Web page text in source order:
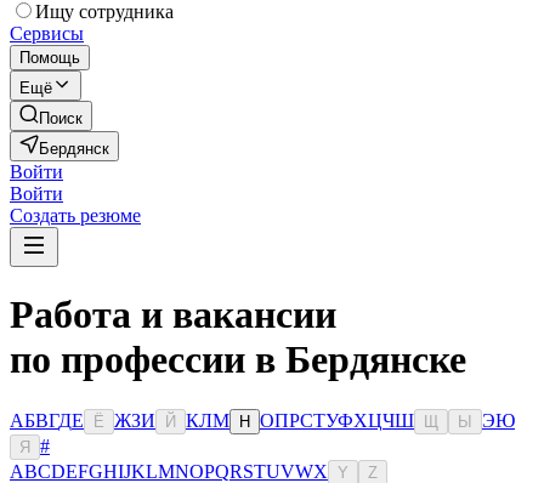
Ищу сотрудника
Сервисы
Помощь
Ещё
Поиск
Бердянск
Войти
Войти
Создать резюме
Работа и вакансии
по профессии в Бердянске
АБВГДЕ Ё ЖЗИ Й КЛМ Н ОПРСТУФХЦЧШ Ы ЭЮ
Я
#
ABCDEFGHIJKLMNOPQRSTUVWX Y Z